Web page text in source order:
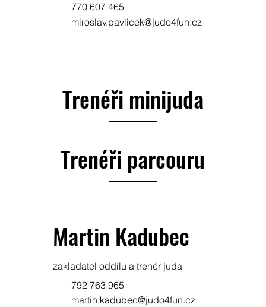
770 607 465
miroslav.pavlicek@judo4fun.cz
Trenéři minijuda
Trenéři parcouru
zakladatel oddílu a trenér juda
792 763 965
martin.kadubec@judo4fun.cz
Martin Kadubec